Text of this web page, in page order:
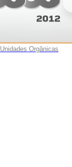
Unidades Orgânicas